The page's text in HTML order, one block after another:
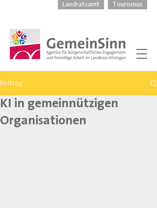
Landratsamt Tourismus
Beitrag
KI in gemeinnützigen
Organisationen